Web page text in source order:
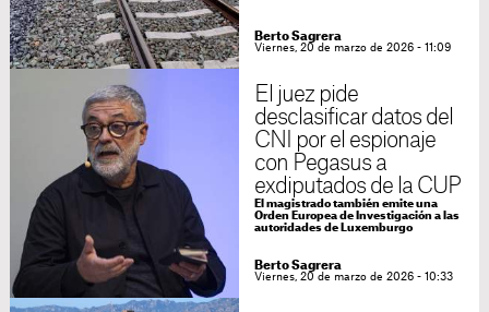
Berto Sagrera
Viernes, 20 de marzo de 2026 - 11:09
El juez pide
desclasificar datos del
CNI por el espionaje
con Pegasus a
exdiputados de la CUP
El magistrado también emite una
Orden Europea de Investigación a las
autoridades de Luxemburgo
Berto Sagrera
Viernes, 20 de marzo de 2026 - 10:33